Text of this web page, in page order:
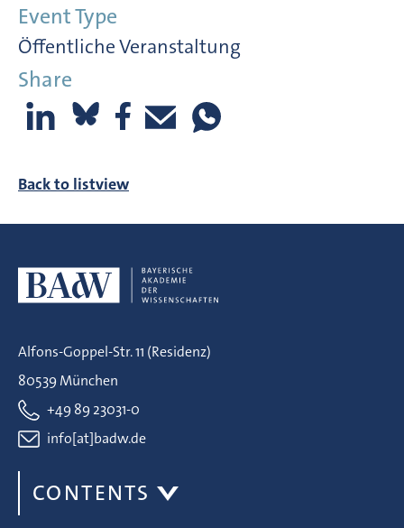
Event Type
Öffentliche Veranstaltung
Share
Back to listview
Alfons-Goppel-Str. 11 (Residenz)
80539 München
+49 89 23031-0
info[at]badw.de
CONTENTS